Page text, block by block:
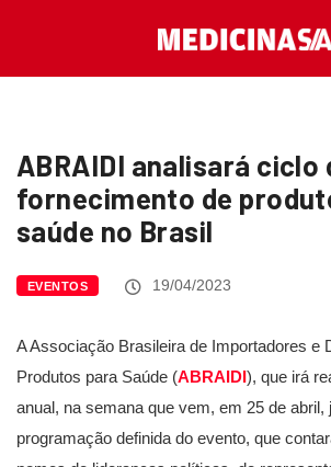
ABRAIDI analisará ciclo
fornecimento de
saúde no Brasil
EVENTOS 19/04/2023
A Associação Brasileira de Importadores e
Produtos para Saúde (ABRAIDI), que irá
anual, na semana que vem, em 25 de abril,
programação definida do evento, que